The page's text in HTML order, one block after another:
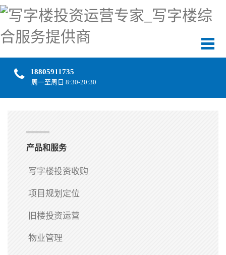
18805911735
周一至周日 8:30-20:30
产品和服务
写字楼投资收购
项目规划定位
旧楼投资运营
物业管理